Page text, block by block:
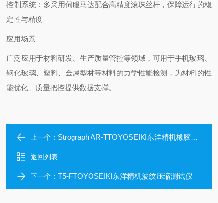
‌控制系统‌：多采用伺服马达配合高精度滚珠丝杆，保障运行的稳
定性与精度
应用场景
广泛应用于材料研发、生产质量管控等领域，可用于手机玻璃、
钢化玻璃、塑料、金属型材等材料的力学性能检测，为材料的性
能优化、质量把控提供数据支撑。
上一个： Strograph AR-TTOYOSEIKI东洋精机橡胶全自动拉伸试验机
返回列表
下一个：T5-FTOYOSEIKI东洋精机波纹压缩测试仪